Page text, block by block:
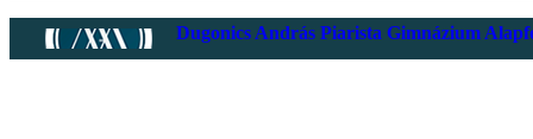
Dugonics András Piarista Gimnázium